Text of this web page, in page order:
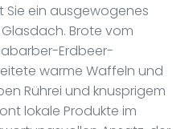
Sie ein ausgewogenes
Brote vom
Erdbeer-
warme Waffeln und
Rührei und knusprigem
lokale Produkte im